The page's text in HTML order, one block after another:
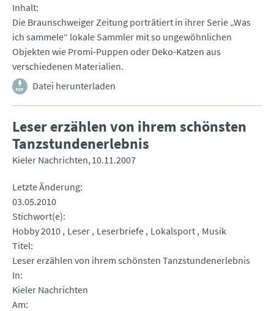
Inhalt
Die Braunschweiger Zeitung porträtiert in ihrer Serie „Was
ich sammele“ lokale Sammler mit so ungewöhnlichen
Objekten wie Promi-Puppen oder Deko-Katzen aus
verschiedenen Materialien.
Datei herunterladen
Leser erzählen von ihrem schönsten
Tanzstundenerlebnis
Kieler Nachrichten 10.11.2007
Letzte Änderung
03.05.2010
Stichwort(e)
Hobby 2010 Leser Leserbriefe Lokalsport Musik
Titel
Leser erzählen von ihrem schönsten Tanzstundenerlebnis
In
Kieler Nachrichten
Am